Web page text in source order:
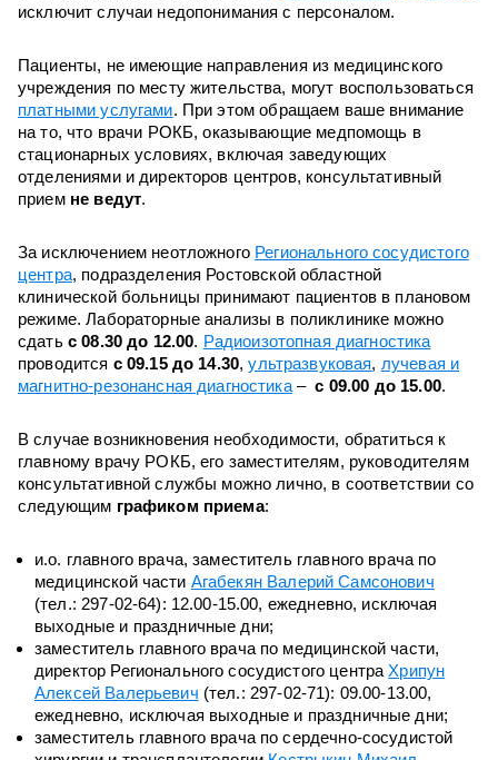
исключит случаи недопонимания с персоналом.
Пациенты, не имеющие направления из медицинского
учреждения по месту жительства, могут воспользоваться
платными услугами. При этом обращаем ваше внимание
на то, что врачи РОКБ, оказывающие медпомощь в
стационарных условиях, включая заведующих
отделениями и директоров центров, консультативный
прием не ведут.
За исключением неотложного Регионального сосудистого
центра, подразделения Ростовской областной
клинической больницы принимают пациентов в плановом
режиме. Лабораторные анализы в поликлинике можно
сдать с 08.30 до 12.00. Радиоизотопная диагностика
проводится с 09.15 до 14.30,ультразвуковая, лучевая и
магнитно-резонансная диагностика–с 09.00 до 15.00.
В случае возникновения необходимости, обратиться к
главному врачу РОКБ, его заместителям, руководителям
консультативной службы можно лично, в соответствии со
следующим графиком приема:
и.о. главного врача, заместитель главного врача по
медицинской части Агабекян Валерий Самсонович
(тел.: 297-02-64): 12.00-15.00, ежедневно, исключая
выходные и праздничные дни;
заместитель главного врача по медицинской части,
директор Регионального сосудистого центраХрипун
Алексей Валерьевич (тел.: 297-02-71): 09.00-13.00,
ежедневно, исключая выходные и праздничные дни;
заместитель главного врача по сердечно-сосудистой